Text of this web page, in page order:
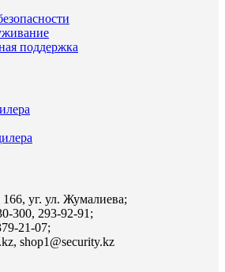
поддержка
166, уг. ул. Жумалиева;
300, 293-92-91;
21-07;
shop1@security.kz